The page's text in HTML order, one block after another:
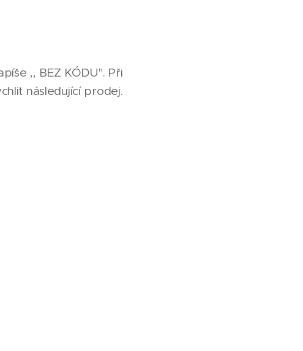
,, BEZ KÓDU". Při
následující prodej.